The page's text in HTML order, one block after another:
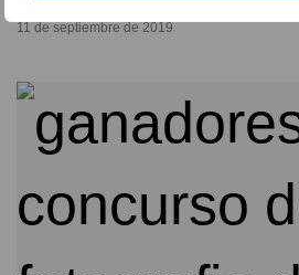
11 de septiembre de 2019